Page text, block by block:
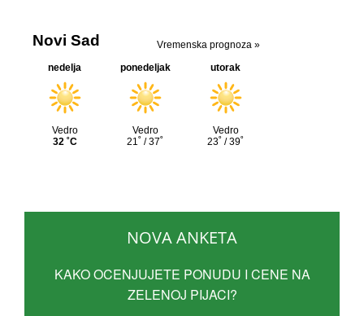
NOVA ANKETA
KAKO OCENJUJETE PONUDU I CENE NA
ZELENOJ PIJACI?